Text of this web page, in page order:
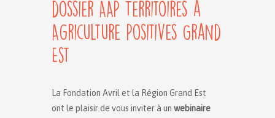
dossier AAP Territoires à
Agriculture Positives Grand
Est
La Fondation Avril et la Région Grand Est
ont le plaisir de vous inviter à un webinaire